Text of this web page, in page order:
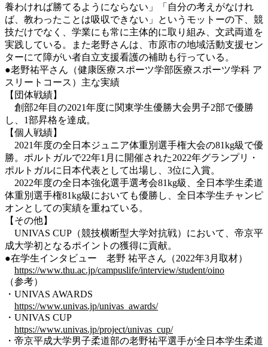
養わければ勝てるようにならない」「自分の考えがなけれ
ば、教わったことは吸収できない」というモットーの下、競
技だけでなく、学業にも常に主体的に取り組み、文武両道を
実践している。また老野さんは、市原市の地域活動支援セン
ターにて障がい者自立支援看護の補助も行っている。
●老野祐平さん（健康医療スポーツ学部医療スポーツ学科 ア
スリートコース）主な実績
【団体戦績】
創部2年目の2021年度に関東学生優勝大会男子2部で優勝
し、1部昇格を達成。
【個人戦績】
2021年度の全日本ジュニア体重別選手権大会の81kg級で優
勝。ポルトガルで22年1月に開催された2022年グランプリ・
ポルトガルに日本代表として出場し、3位に入賞。
2022年度の全日本強化選手選考会81kg級、全日本学生柔道
体重別選手権81kg級においても優勝し、全日本学生チャンピ
オンとしての実績を重ねている。
【その他】
UNIVAS CUP（競技横断型大学対抗戦）において、帝京平
成大学初となるポイントの獲得に貢献。
●在学生インタビュー 老野 祐平さん（2022年3月取材）
https://www.thu.ac.jp/campuslife/interview/student/oino
（参考）
・UNIVAS AWARDS
https://www.univas.jp/univas_awards/
・UNIVAS CUP
https://www.univas.jp/project/univas_cup/
・帝京平成大学男子柔道部の老野祐平選手が全日本学生柔道